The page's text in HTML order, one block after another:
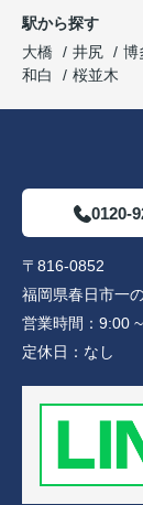
駅から探す
大橋
井尻 博
和白
桜並木
0120-
〒816-0852
福岡県春日市一
営業時間： 9:00
定休日： なし